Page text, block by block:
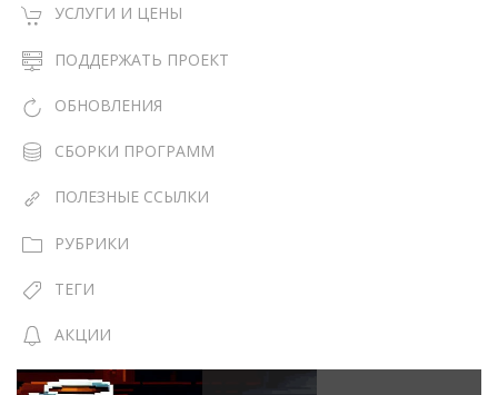
УСЛУГИ И ЦЕНЫ
ПОДДЕРЖАТЬ ПРОЕКТ
ОБНОВЛЕНИЯ
СБОРКИ ПРОГРАММ
ПОЛЕЗНЫЕ ССЫЛКИ
РУБРИКИ
ТЕГИ
АКЦИИ